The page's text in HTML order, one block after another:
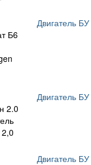
Двигатель
Двигатель
Двигатель